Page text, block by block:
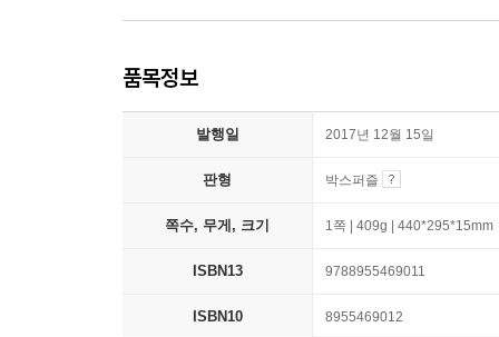
품목정보
발행일 2017년 12월 15일
판형 박스퍼즐
쪽수, 무게, 크기 1쪽 | 409g | 440*295*15mm
ISBN13 9788955469011
ISBN10 8955469012